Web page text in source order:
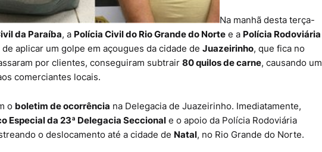
Na manhã desta terça-
da Paraíba, a Polícia Civil do Rio Grande do Norte e a Polícia Rodoviária
aplicar um golpe em açougues da cidade de Juazeirinho, que fica no
por clientes, conseguiram subtrair 80 quilos de carne, causando um
comerciantes locais.
o boletim de ocorrência na Delegacia de Juazeirinho. Imediatamente,
Especial da 23ª Delegacia Seccional e o apoio da Polícia Rodoviária
o deslocamento até a cidade de Natal, no Rio Grande do Norte.